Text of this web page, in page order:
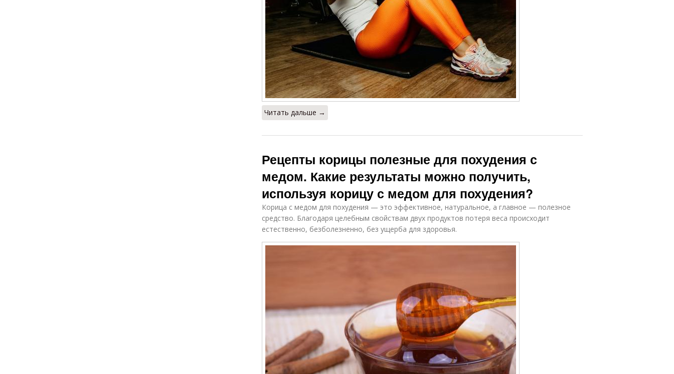
Читать дальше →
Рецепты корицы полезные для похудения с
медом. Какие результаты можно получить,
используя корицу с медом для похудения?
Корица с медом для похудения — это эффективное, натуральное, а главное — полезное
средство. Благодаря целебным свойствам двух продуктов потеря веса происходит
естественно, безболезненно, без ущерба для здоровья.